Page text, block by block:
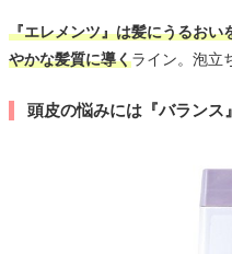
『エレメンツ』は髪にうるおい
やかな髪質に導くライン。泡立
頭皮の悩みには『バランス